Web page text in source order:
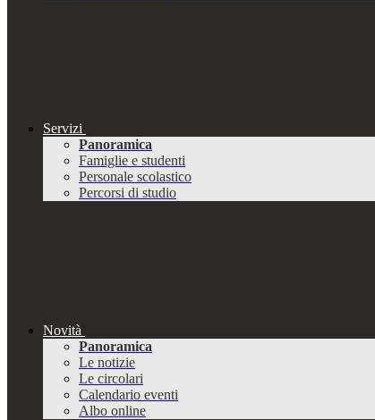
Servizi
Panoramica
Famiglie e studenti
Personale scolastico
Percorsi di studio
Novità
Panoramica
Le notizie
Le circolari
Calendario eventi
Albo online